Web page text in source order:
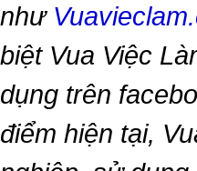
như
biệt Vua Việc
dụng trên
điểm hiện tại,